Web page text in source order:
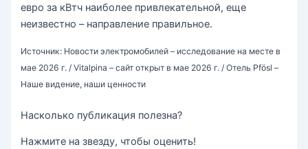
евро за кВтч наиболее привлекательной, еще
неизвестно – направление правильное.
Источник: Новости электромобилей – исследование на месте в
мае 2026 г. / Vitalpina – сайт открыт в мае 2026 г. / Отель Pfösl –
Наше видение, наши ценности
Насколько публикация полезна?
Нажмите на звезду, чтобы оценить!